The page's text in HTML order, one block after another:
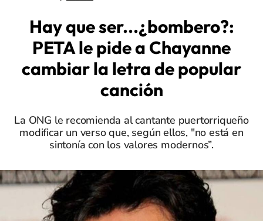
Hay que ser...¿bombero?:
PETA le pide a Chayanne
cambiar la letra de popular
canción
La ONG le recomienda al cantante puertorriqueño
modificar un verso que, según ellos, "no está en
sintonía con los valores modernos”.